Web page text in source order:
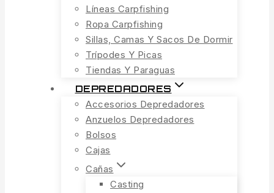
Líneas Carpfishing
Ropa Carpfishing
Sillas, Camas Y Sacos De Dormir
Trípodes Y Picas
Tiendas Y Paraguas
DEPREDADORES
Accesorios Depredadores
Anzuelos Depredadores
Bolsos
Cajas
Cañas
Casting